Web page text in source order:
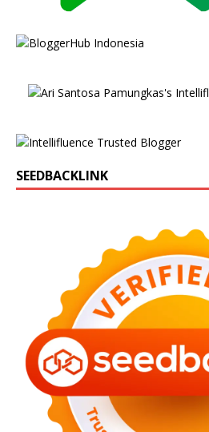
SEEDBACKLINK